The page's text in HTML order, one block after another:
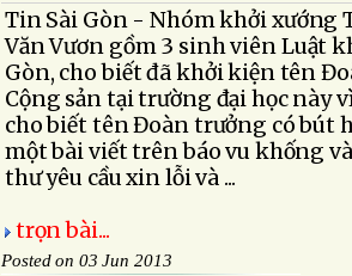
Tin Sài Gòn - Nhóm khởi xướng
Văn Vươn gồm 3 sinh viên Luật
Gòn, cho biết đã khởi kiện tên
Cộng sản tại trường đại học này
cho biết tên Đoàn trưởng có bút
một bài viết trên báo vu khống
thư yêu cầu xin lỗi và ...
trọn bài...
Posted on 03 Jun 2013